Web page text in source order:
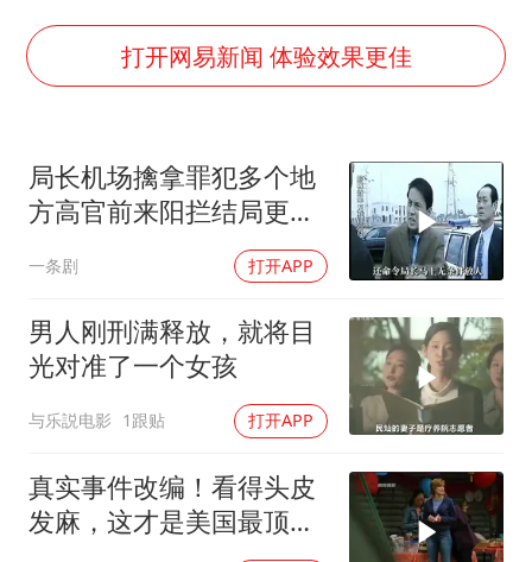
打开网易新闻 体验效果更佳
局长机场擒拿罪犯多个地
方高官前来阳拦结局更引
一条剧 打开APP
男人刚刑满释放，就将目
光对准了一个女孩
与乐説电影 1跟贴 打开APP
真实事件改编！看得头皮
发麻，这才是美国最顶级